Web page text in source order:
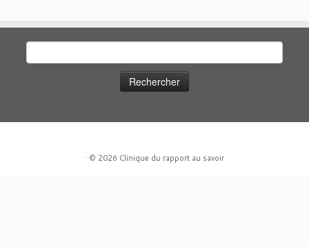
· © 2026 Clinique du rapport au savoir